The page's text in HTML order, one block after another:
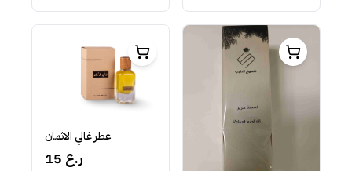
عطر غالي الاثمان
15 ر.ع